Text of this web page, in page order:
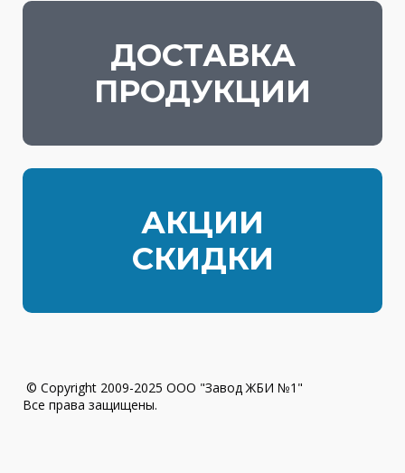
ДОСТАВКА
ПРОДУКЦИИ
АКЦИИ
СКИДКИ
© Copyright 2009-2025 ООО "Завод ЖБИ №1"
Все права защищены.